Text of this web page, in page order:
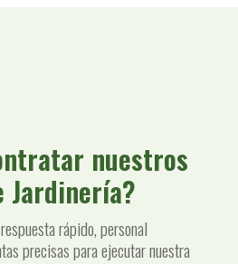
nuestros
Jardinería?
rápido, personal
precisas para ejecutar nuestra